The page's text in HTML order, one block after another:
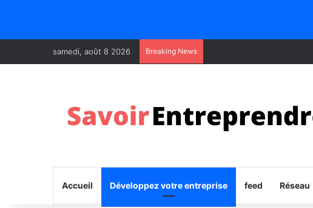
samedi, août 8 2026 Breaking News
Accueil Développez votre entreprise feed Réseau